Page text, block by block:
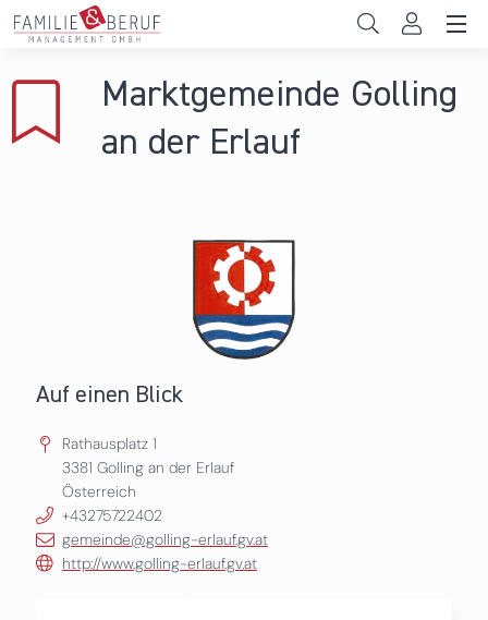
Direkt zum Inhalt
Gemeinden
Marktgemeinde Golling
an der Erlauf
Auf einen Blick
Rathausplatz 1
3381 Golling an der Erlauf
Österreich
+43275722402
gemeinde@golling-erlauf.gv.at
http://www.golling-erlauf.gv.at